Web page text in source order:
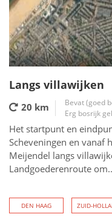
Langs villawijken
20 km
Bevat (goed
Erg bosrijk
Het startpunt en
Scheveningen en vanaf
Meijendel langs
Landgoederenroute
DEN HAAG ZUID-